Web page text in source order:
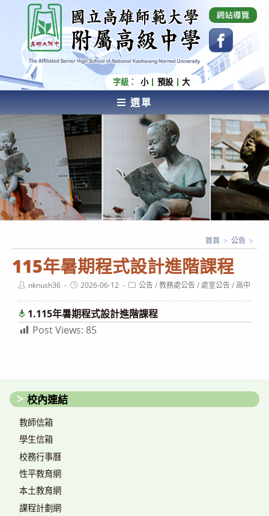
內
容
國立高雄師範大學附屬高級中學 Affiliated Senior
High School of National Kaohsiung Normal
University
字級： 小 預設 大
選單
AFFILIATED SENIOR HIGH SCHOOL OF NATIONAL
KAOHSIUNG NORMAL UNIVERSITY
115年暑期程式設計進階課程
首頁 > 公告 >
Postnknush36
Post2026-06-12
Post公告/教務處公告/處室公告/高中
1.115年暑期程式設計進階課程
Post Views: 85
校內連結
教師信箱
學生信箱
校務行事曆
性平教育網
本土教育網
課程計劃網